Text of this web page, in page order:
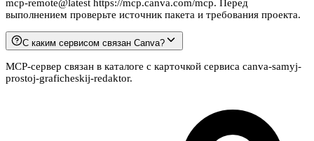
mcp-remote@latest https://mcp.canva.com/mcp. Перед
выполнением проверьте источник пакета и требования проекта.
С каким сервисом связан Canva?
MCP-сервер связан в каталоге с карточкой сервиса canva-samyj-
prostoj-graficheskij-redaktor.